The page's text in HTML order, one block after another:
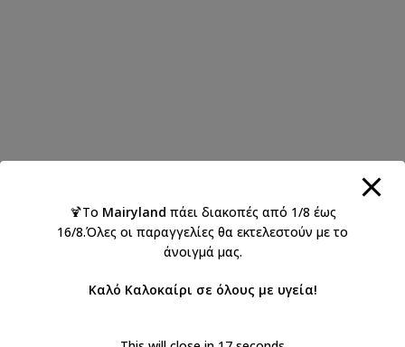
🍹Το Mairyland πάει διακοπές από 1/8 έως
16/8.Όλες οι παραγγελίες θα εκτελεστούν με το
άνοιγμά μας.
Καλό Καλοκαίρι σε όλους με υγεία!